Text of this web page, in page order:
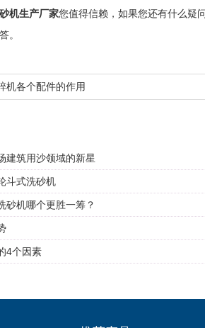
机生产厂家您值得信赖，如果您还有什么疑
。
机各个配件的作用
建筑用沙领域的新星
斗式洗砂机
砂机哪个更胜一筹？
4个因素